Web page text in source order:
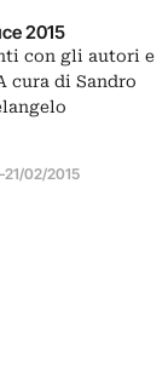
2015
con gli autori e
cura di Sandro
21/02/2015